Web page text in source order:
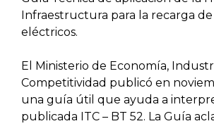
Infraestructura para la recarga
eléctricos.
El Ministerio de Economía,
Competitividad publicó en
una guía útil que ayuda a
publicada ITC – BT 52. La Guía